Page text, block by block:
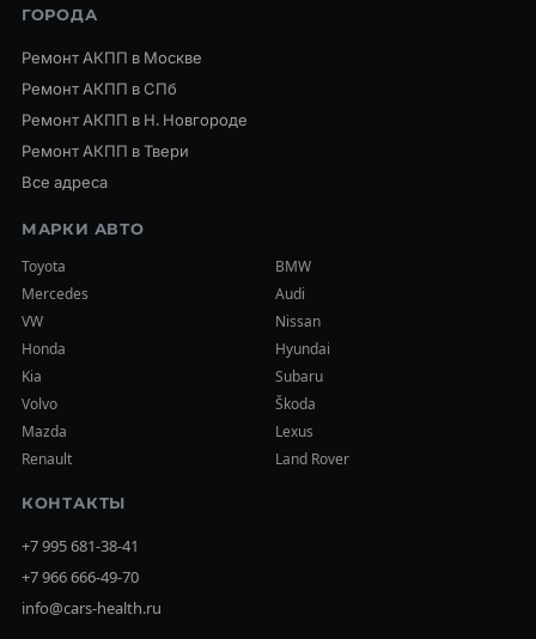
ГОРОДА
Ремонт АКПП в Москве
Ремонт АКПП в СПб
Ремонт АКПП в Н. Новгороде
Ремонт АКПП в Твери
Все адреса
МАРКИ АВТО
Toyota
BMW
Mercedes
Audi
VW
Nissan
Honda
Hyundai
Kia
Subaru
Volvo
Škoda
Mazda
Lexus
Renault
Land Rover
КОНТАКТЫ
+7 995 681-38-41
+7 966 666-49-70
info@cars-health.ru